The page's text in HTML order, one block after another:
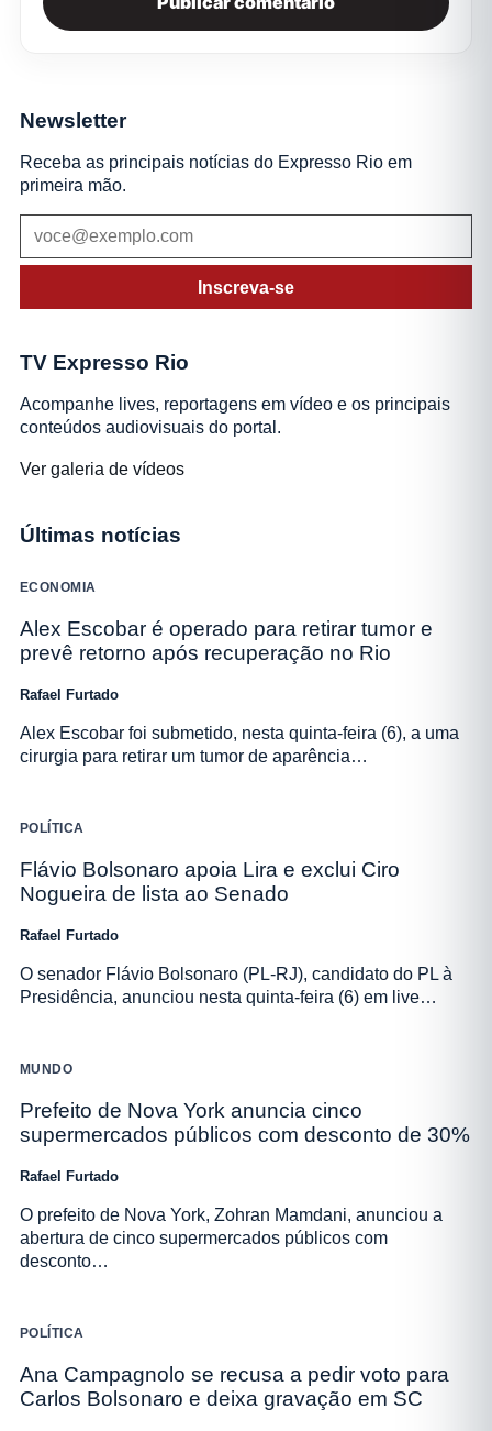
Newsletter
Receba as principais notícias do Expresso Rio em
primeira mão.
Inscreva-se
TV Expresso Rio
Acompanhe lives, reportagens em vídeo e os principais
conteúdos audiovisuais do portal.
Ver galeria de vídeos
Últimas notícias
ECONOMIA
Alex Escobar é operado para retirar tumor e
prevê retorno após recuperação no Rio
Rafael Furtado
Alex Escobar foi submetido, nesta quinta-feira (6), a uma
cirurgia para retirar um tumor de aparência…
POLÍTICA
Flávio Bolsonaro apoia Lira e exclui Ciro
Nogueira de lista ao Senado
Rafael Furtado
O senador Flávio Bolsonaro (PL-RJ), candidato do PL à
Presidência, anunciou nesta quinta-feira (6) em live…
MUNDO
Prefeito de Nova York anuncia cinco
supermercados públicos com desconto de 30%
Rafael Furtado
O prefeito de Nova York, Zohran Mamdani, anunciou a
abertura de cinco supermercados públicos com
desconto…
POLÍTICA
Ana Campagnolo se recusa a pedir voto para
Carlos Bolsonaro e deixa gravação em SC